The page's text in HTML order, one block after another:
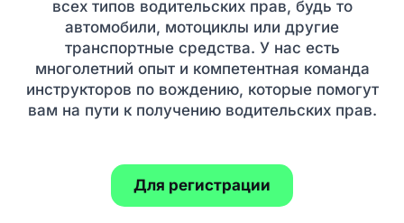
всех типов водительских прав, будь то
автомобили, мотоциклы или другие
транспортные средства. У нас есть
многолетний опыт и компетентная команда
инструкторов по вождению, которые помогут
вам на пути к получению водительских прав.
Для регистрации